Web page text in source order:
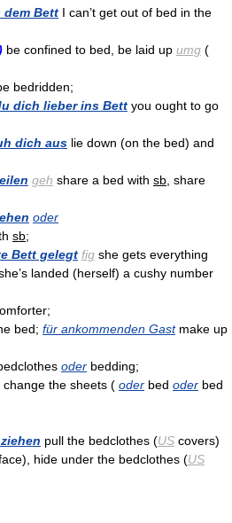
Bett I can’t get out of bed in the
) be confined to bed, be laid up umg (
bedridden;
dich lieber ins Bett you ought to go
dich aus lie down (on the bed) and
geh share a bed with sb , share
oder
sb;
Bett gelegt fig she gets everything
landed (herself) a cushy number
bed; für ankommenden Gastmake up
oder bedding;
change the sheets ( oder bed oder bed
pull the bedclothes (US covers)
hide under the bedclothes (US